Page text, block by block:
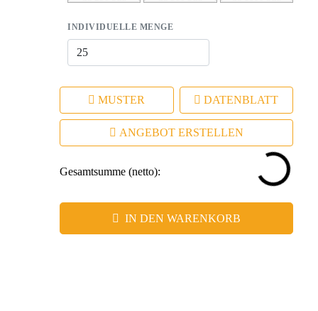
INDIVIDUELLE MENGE
MUSTER DATENBLATT
ANGEBOT ERSTELLEN
Gesamtsumme (netto):
IN DEN WARENKORB